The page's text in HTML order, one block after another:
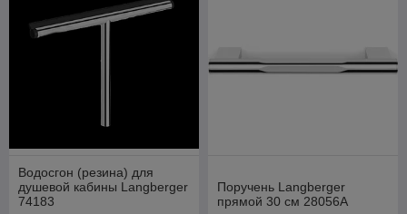
Водосгон (резина) для
душевой кабины Langberger
74183
Поручень Langberger
прямой 30 см 28056A